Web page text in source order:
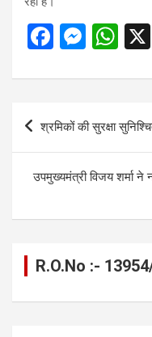
F
ce
b
o
o
k
M
se
n
g
er
W
at
s
A
p
p
Post
navigation
श्रमिकों की सुरक्षा
उपमुख्यमंत्री विजय शर्मा ने
R.O.No :-